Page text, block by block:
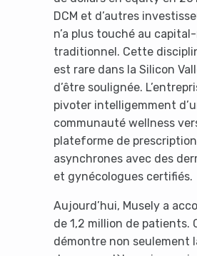
DCM et d’autres
n’a plus touché au
traditionnel. Cette
est rare dans la Silicon
d’être soulignée.
pivoter intelligemment
communauté wellness
plateforme de
asynchrones avec des
et gynécologues certifiés.
Aujourd’hui, Musely a
de 1,2 million de patients.
démontre non seulement